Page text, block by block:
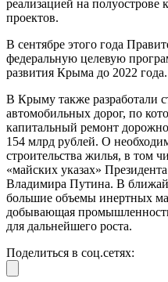
реализацией на
проектов.
В сентябре этого года
федеральную целевую
развития Крыма до 2022 года.
В Крыму также разработали
автомобильных дорог, по
капитальный ремонт
154 млрд рублей. О
строительства жилья, в том
«майских указах»
Владимира Путина. В
большие объемы инертных
добывающая
для дальнейшего роста.
Поделиться в соц.сетях: